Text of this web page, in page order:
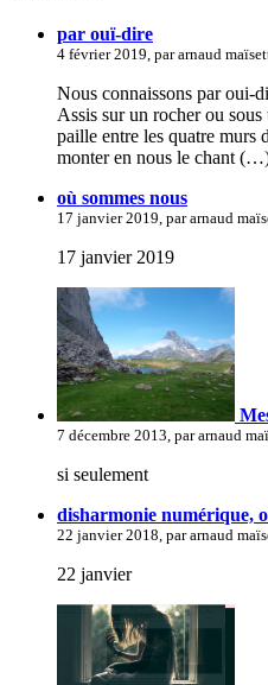
par ouï-dire
4 février 2019, par arnaud
Nous connaissons par oui-
Assis sur un rocher ou
paille entre les quatre murs
monter en nous le chant
où sommes nous
17 janvier 2019, par arnaud
17 janvier 2019
7 décembre 2013, par arnaud
si seulement
disharmonie numérique,
22 janvier 2018, par arnaud
22 janvier